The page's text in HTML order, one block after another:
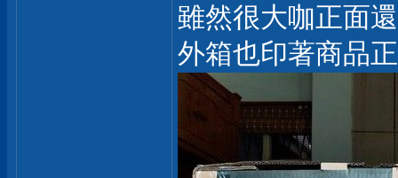
雖然很大咖正面
外箱也印著商品